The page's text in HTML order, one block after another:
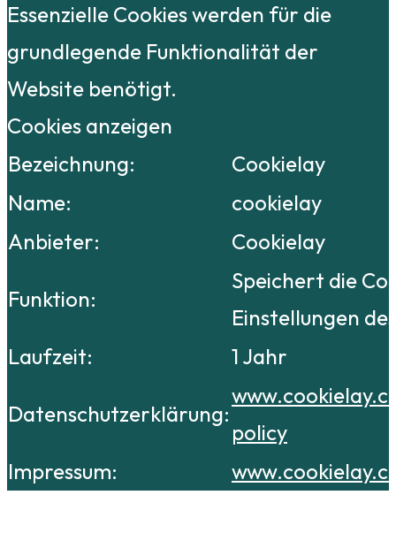
Essenzielle Cookies werden für die
grundlegende Funktionalität der
Website benötigt.
Cookies anzeigen
Bezeichnung:
Cookielay
Name:
cookielay
Anbieter:
Cookielay
Funktion:
Speichert die
Einstellungen
Laufzeit:
1 Jahr
Datenschutzerklärung:
policy
Impressum: